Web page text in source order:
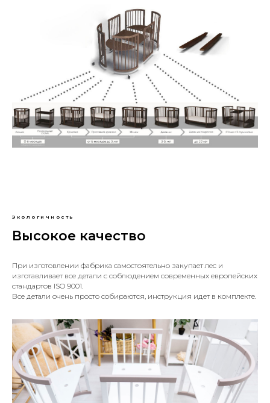
Экологичность
Высокое качество
При изготовлении фабрика самостоятельно закупает лес и
изготавливает все детали с соблюдением современных европейских
стандартов ISO 9001.
Все детали очень просто собираются, инструкция идет в комплекте.